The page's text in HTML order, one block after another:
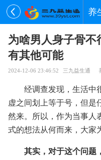
养
为啥男人身子骨不
有其他可能
2024-12-06 23:46:52 三九益生通
经调查发现，生活中
虚之间划上等于号，但是
然来。所以，作为当事人
式的想法从何而来，大家
其实，对于这个问题